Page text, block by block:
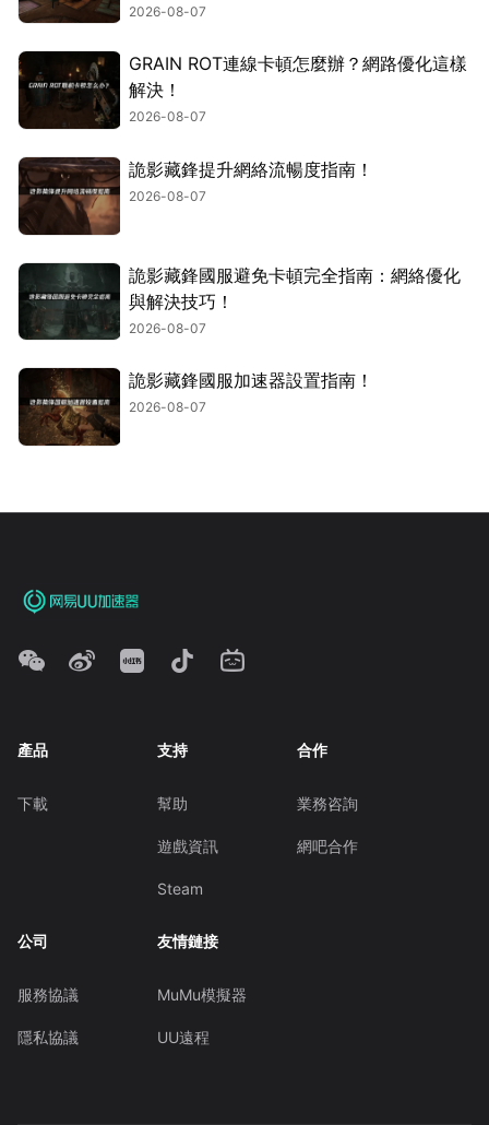
2026-08-07
GRAIN ROT連線卡頓怎麼辦？網路優化這樣
解決！
2026-08-07
詭影藏鋒提升網絡流暢度指南！
2026-08-07
詭影藏鋒國服避免卡頓完全指南：網絡優化
與解決技巧！
2026-08-07
詭影藏鋒國服加速器設置指南！
2026-08-07
產品
下載
支持
幫助
遊戲資訊
Steam
合作
業務咨詢
網吧合作
公司
服務協議
隱私協議
友情鏈接
MuMu模擬器
UU遠程